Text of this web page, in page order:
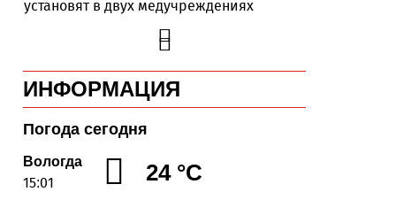
установят в двух медучреждениях
Вологодской области
В Устюжне отметят 774-
летие города фестивалем кузнечного
мастерства
уверенно шагает в цифровое будущее
7.08.2026 09:49 На Вологодчине подвели
итоги XII областной Спартакиады
ИНФОРМАЦИЯ
Погода сегодня
Вологда
15:01 24 °C